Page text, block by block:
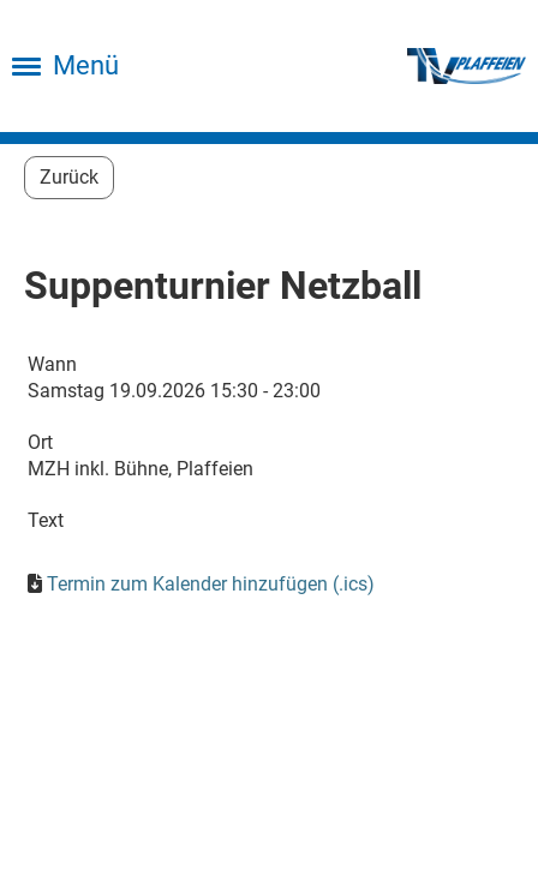
Menü
Zurück
Suppenturnier Netzball
Wann
Samstag 19.09.2026 15:30 - 23:00
Ort
MZH inkl. Bühne, Plaffeien
Text
Termin zum Kalender hinzufügen (.ics)